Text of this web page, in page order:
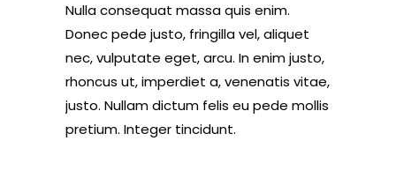
Nulla consequat massa quis enim.
Donec pede justo, fringilla vel, aliquet
nec, vulputate eget, arcu. In enim justo,
rhoncus ut, imperdiet a, venenatis vitae,
justo. Nullam dictum felis eu pede mollis
pretium. Integer tincidunt.